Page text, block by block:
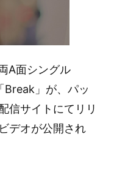
A面シングル
Break」が、パッ
信サイトにてリリ
デオが公開され